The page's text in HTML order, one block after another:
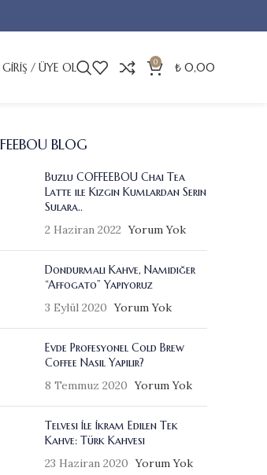
GIRIŞ / ÜYE OL 0 ₺ 0,00
BLOG
Buzlu COFFEEBOU Chai Tea
Latte ile Kızgın Kumlardan Serin
Sulara..
2 Haziran 2022 Yorum Yok
Dondurmalı Kahve, Namıdiğer
“Affogato” Yapıyoruz
3 Eylül 2020 Yorum Yok
Evde Profesyonel Cold Brew
Coffee Nasıl Yapılır?
8 Temmuz 2020 Yorum Yok
Telvesi İle İkram Edilen Tek
Kahve: Türk Kahvesi
23 Haziran 2020 Yorum Yok